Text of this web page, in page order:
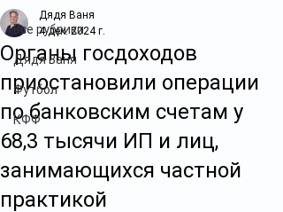
Все рубрики
Дядя Ваня
Футбол
КФФ
Органы госдоходов
приостановили операции
по банковским счетам у
68,3 тысячи ИП и лиц,
занимающихся частной
практикой
Дядя Ваня
4 дек. 2024 г.